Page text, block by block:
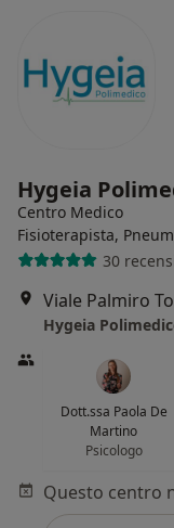
Hygeia
Centro Medico
Fisioterapista,
30
Viale Palmiro
Hygeia
Dott.ssa Paola De
Martino
Psicologo